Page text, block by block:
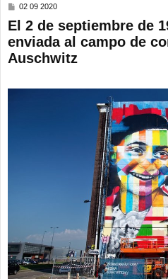
M
n
s
a
j
02 09 2020
El 2 de septiembre de
enviada al campo de
Auschwitz